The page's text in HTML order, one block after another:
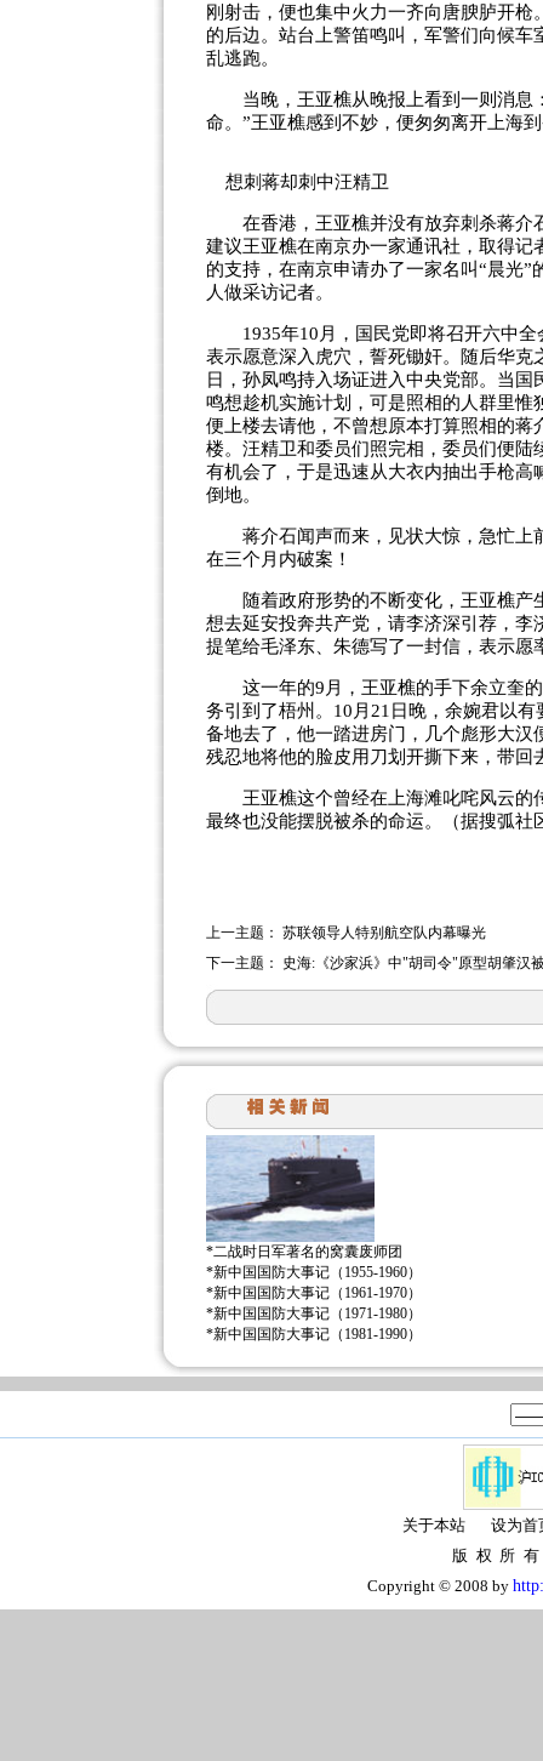
刚射击，便也集中火力一齐向唐腴胪开
的后边。站台上警笛鸣叫，军警们向候
乱逃跑。
当晚，王亚樵从晚报上看到一则消息
命。”王亚樵感到不妙，便匆匆离开上海
想刺蒋却刺中汪精卫
在香港，王亚樵并没有放弃刺杀蒋介
建议王亚樵在南京办一家通讯社，取得
的支持，在南京申请办了一家名叫“晨光
人做采访记者。
1935年10月，国民党即将召开六中全
表示愿意深入虎穴，誓死锄奸。随后华
日，孙凤鸣持入场证进入中央党部。当
鸣想趁机实施计划，可是照相的人群里
便上楼去请他，不曾想原本打算照相的
楼。汪精卫和委员们照完相，委员们便
有机会了，于是迅速从大衣内抽出手枪高
倒地。
蒋介石闻声而来，见状大惊，急忙上
在三个月内破案！
随着政府形势的不断变化，王亚樵产
想去延安投奔共产党，请李济深引荐，
提笔给毛泽东、朱德写了一封信，表示愿
这一年的9月，王亚樵的手下余立奎的
务引到了梧州。10月21日晚，余婉君以
备地去了，他一踏进房门，几个彪形大
残忍地将他的脸皮用刀划开撕下来，带回
王亚樵这个曾经在上海滩叱咤风云的
最终也没能摆脱被杀的命运。（据搜弧社
上一主题： 苏联领导人特别航空队内幕曝光
下一主题： 史海:《沙家浜》中"胡司令"原型胡肇汉
*二战时日军著名的窝囊废师团
*新中国国防大事记（1955-1960）
*新中国国防大事记（1961-1970）
*新中国国防大事记（1971-1980）
*新中国国防大事记（1981-1990）